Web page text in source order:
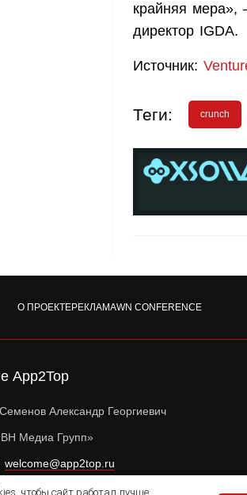
крайняя мера»,
директор IGDA.
Источник:
Теги: crunch
О ПРОЕКТЕРЕКЛАМАWN CONFERENCE
App2Top
Семенов Александр Георгиевич
Медиа Групп»
welcome@app2top.ru
чтобы сайт работал лучше.